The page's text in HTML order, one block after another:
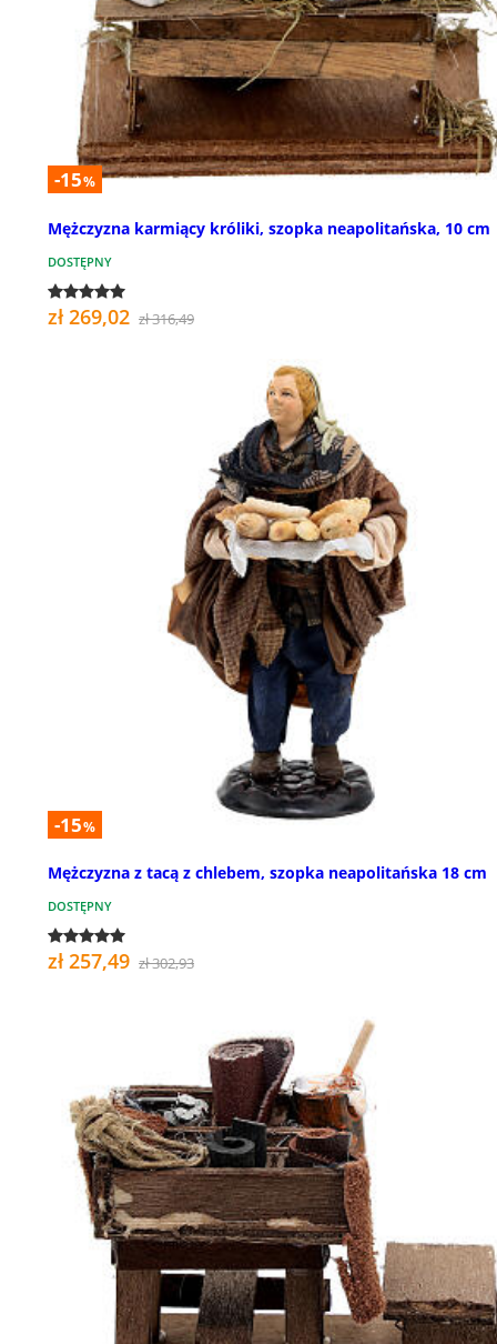
-15%
Mężczyzna karmiący króliki, szopka neapolitańska, 10 cm
DOSTĘPNY
zł 269,02 zł 316,49
-15%
Mężczyzna z tacą z chlebem, szopka neapolitańska 18 cm
DOSTĘPNY
zł 257,49 zł 302,93